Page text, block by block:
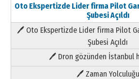
Oto Ekspertizde Lider firma Pilot
Şubesi Açıldı
🖊 Oto Ekspertizde Lider firma Pilot
Şubesi Açıldı
🖊 Dron gözünden İstanbul
🖊 Zaman Yolculuğu